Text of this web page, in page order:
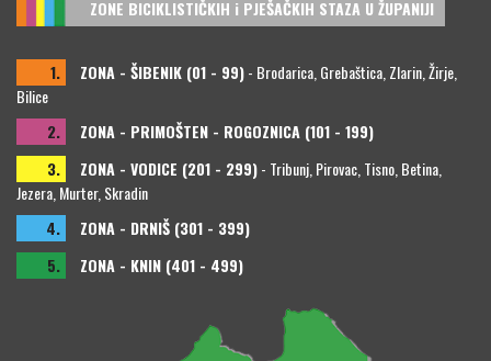
ZONE BICIKLISTIČKIH i PJEŠAČKIH STAZA U ŽUPANIJI
1. ZONA - ŠIBENIK (01 - 99)- Brodarica, Grebaštica, Zlarin, Žirje,
Bilice
2.
ZONA - PRIMOŠTEN - ROGOZNICA (101 - 199)
3.
ZONA - VODICE (201 - 299)- Tribunj, Pirovac, Tisno, Betina,
Jezera, Murter, Skradin
4.
ZONA - DRNIŠ (301 - 399)
5.
ZONA - KNIN (401 - 499)